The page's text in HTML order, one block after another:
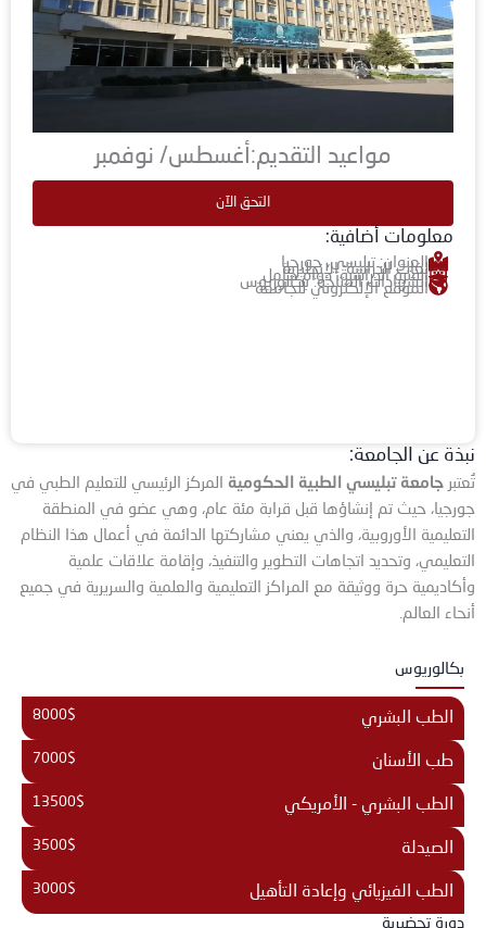
مواعيد التقديم:أغسطس/ نوفمبر
التحق الآن
معلومات أضافية:
العنوان: تبليسي، جورجيا
لغات الدراسة: الإنجليزية
الفترة الدراسية: دوام كامل
الشهادات المتاحة: بكالوريوس
الموقع الإلكتروني للجامعة
نبذة عن الجامعة:
تُعتبر جامعة تبليسي الطبية الحكومية المركز الرئيسي للتعليم الطبي في
جورجيا، حيث تم إنشاؤها قبل قرابة مئة عام، وهي عضو في المنطقة
التعليمية الأوروبية، والذي يعني مشاركتها الدائمة في أعمال هذا النظام
التعليمي، وتحديد اتجاهات التطوير والتنفيذ، وإقامة علاقات علمية
وأكاديمية حرة ووثيقة مع المراكز التعليمية والعلمية والسريرية في جميع
أنحاء العالم.
بكالوريوس
الطب البشري 8000$
طب الأسنان 7000$
الطب البشري - الأمريكي 13500$
الصيدلة 3500$
الطب الفيزيائي وإعادة التأهيل 3000$
دورة تحضيرية